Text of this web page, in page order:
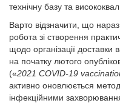
технічну базу та
Варто відзначити, що
робота зі створення
щодо організації доставки
на початку лютого
(«2021 COVID-19
активно оновлюється
інфекційними